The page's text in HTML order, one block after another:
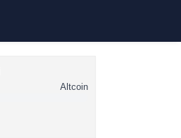
Altcoin